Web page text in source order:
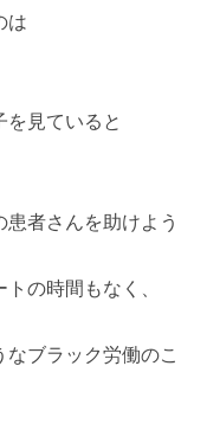
は
を見ていると
者さんを助けよう
の時間もなく、
ブラック労働のこ